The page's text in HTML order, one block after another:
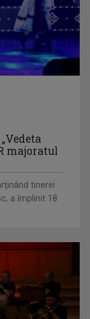
de finală
majoratul
tinerei
a împlinit 18